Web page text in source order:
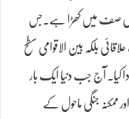
کی صف میں کھڑا ہے۔جس
بلکہ بین الاقوامی سطح
کیا۔ آج جب دنیا ایک بار
ممکنہ جنگی ماحول کے